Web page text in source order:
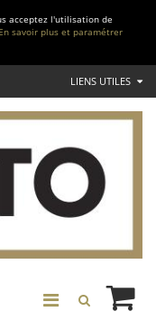
acceptez l'utilisation de
En savoir plus et paramétrer
LIENS UTILES